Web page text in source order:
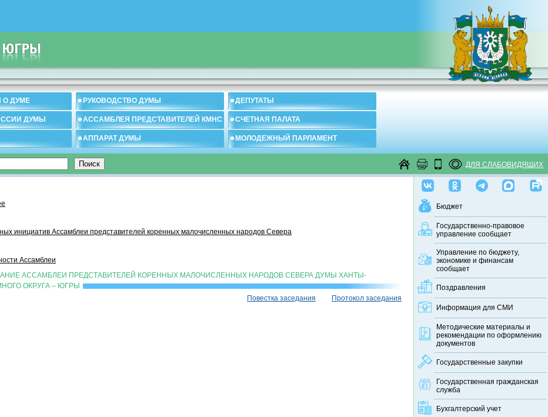
О ДУМЕ РУКОВОДСТВО ДУМЫ ДЕПУТАТЫ
ДУМЫ АССАМБЛЕЯ ПРЕДСТАВИТЕЛЕЙ КМНС СЧЕТНАЯ ПАЛАТА
АППАРАТ ДУМЫ МОЛОДЕЖНЫЙ ПАРЛАМЕНТ
ДЛЯ СЛАБОВИДЯЩИХ
Бюджет
Государственно-правовое
управление сообщает
Управление по бюджету,
экономике и финансам
сообщает
Поздравления
Информация для СМИ
Методические материалы и
рекомендации по оформлению
документов
Государственные закупки
Государственная гражданская
служба
Бухгалтерский учет
инициатив Ассамблеи представителей коренных малочисленных народов Севера
Ассамблеи
АССАМБЛЕИ ПРЕДСТАВИТЕЛЕЙ КОРЕННЫХ МАЛОЧИСЛЕННЫХ НАРОДОВ СЕВЕРА ДУМЫ ХАНТЫ-
ОКРУГА – ЮГРЫ
Протокол заседания
Повестка заседания